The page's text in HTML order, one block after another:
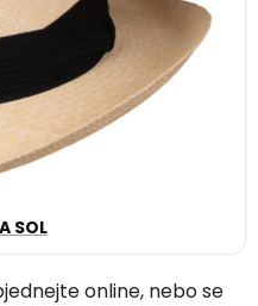
SOL
online, nebo se